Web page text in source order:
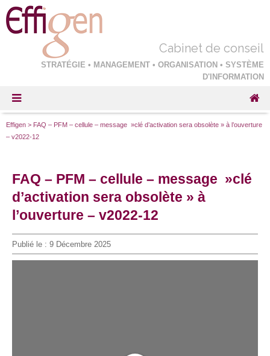
Cabinet de conseil
STRATÉGIE • MANAGEMENT • ORGANISATION • SYSTÈME
D'INFORMATION
Effigen > FAQ – PFM – cellule – message »clé d’activation sera obsolète » à l’ouverture
– v2022-12
FAQ – PFM – cellule – message »clé
d’activation sera obsolète » à
l’ouverture – v2022-12
Publié le : 9 Décembre 2025